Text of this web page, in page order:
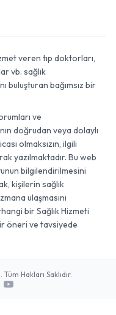
veren tıp doktorları,
vb. sağlık
buluşturan bağımsız bir
ve
doğrudan veya dolaylı
olmaksızın, ilgili
yazılmaktadır. Bu web
bilgilendirilmesini
kişilerin sağlık
ulaşmasını
bir Sağlık Hizmeti
öneri ve tavsiyede
Hakları Saklıdır.